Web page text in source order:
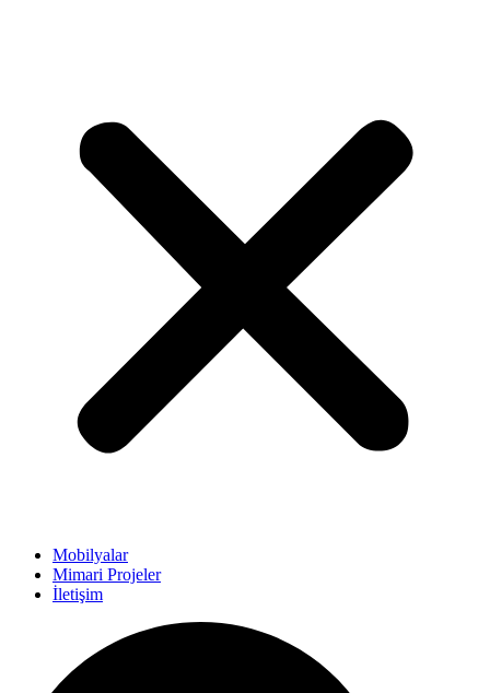
Mobilyalar
Mimari Projeler
İletişim